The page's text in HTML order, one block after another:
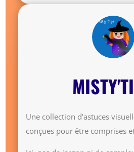
Une collection d’astuces
conçues pour être comprises